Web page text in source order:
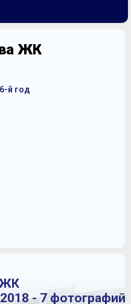
ЖК
й год
ЖК
- 7 фотографий